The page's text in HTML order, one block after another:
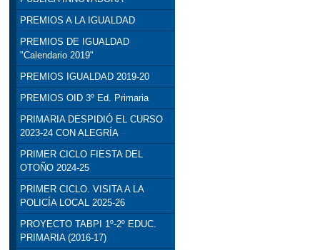
PREMIOS A LA IGUALDAD
PREMIOS DE IGUALDAD
"Calendario 2019"
PREMIOS IGUALDAD 2019-20
PREMIOS OID 3º Ed. Primaria
PRIMARIA DESPIDIÓ EL CURSO
2023-24 CON ALEGRÍA
PRIMER CICLO FIESTA DEL
OTOÑO 2024-25
PRIMER CICLO. VISITA A LA
POLICÍA LOCAL 2025-26
PROYECTO TABPI 1º-2º EDUC.
PRIMARIA (2016-17)